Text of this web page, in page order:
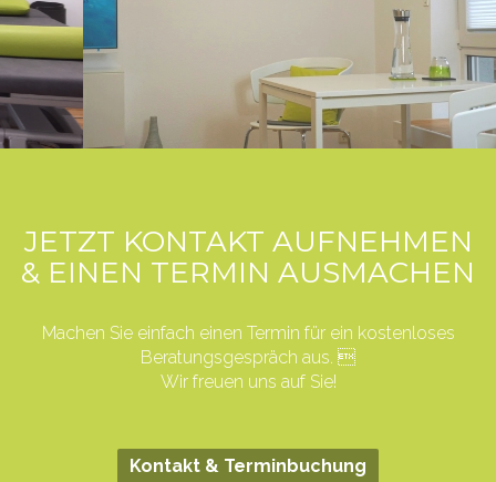
JETZT KONTAKT AUFNEHMEN
& EINEN TERMIN AUSMACHEN
Machen Sie einfach einen Termin für ein kostenloses
Beratungsgespräch aus. 
Wir freuen uns auf Sie!
Kontakt & Terminbuchung